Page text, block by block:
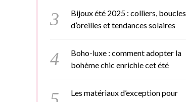
Bijoux été 2025 : colliers, boucles
d’oreilles et tendances solaires
Boho-luxe : comment adopter la
bohème chic enrichie cet été
Les matériaux d’exception pour